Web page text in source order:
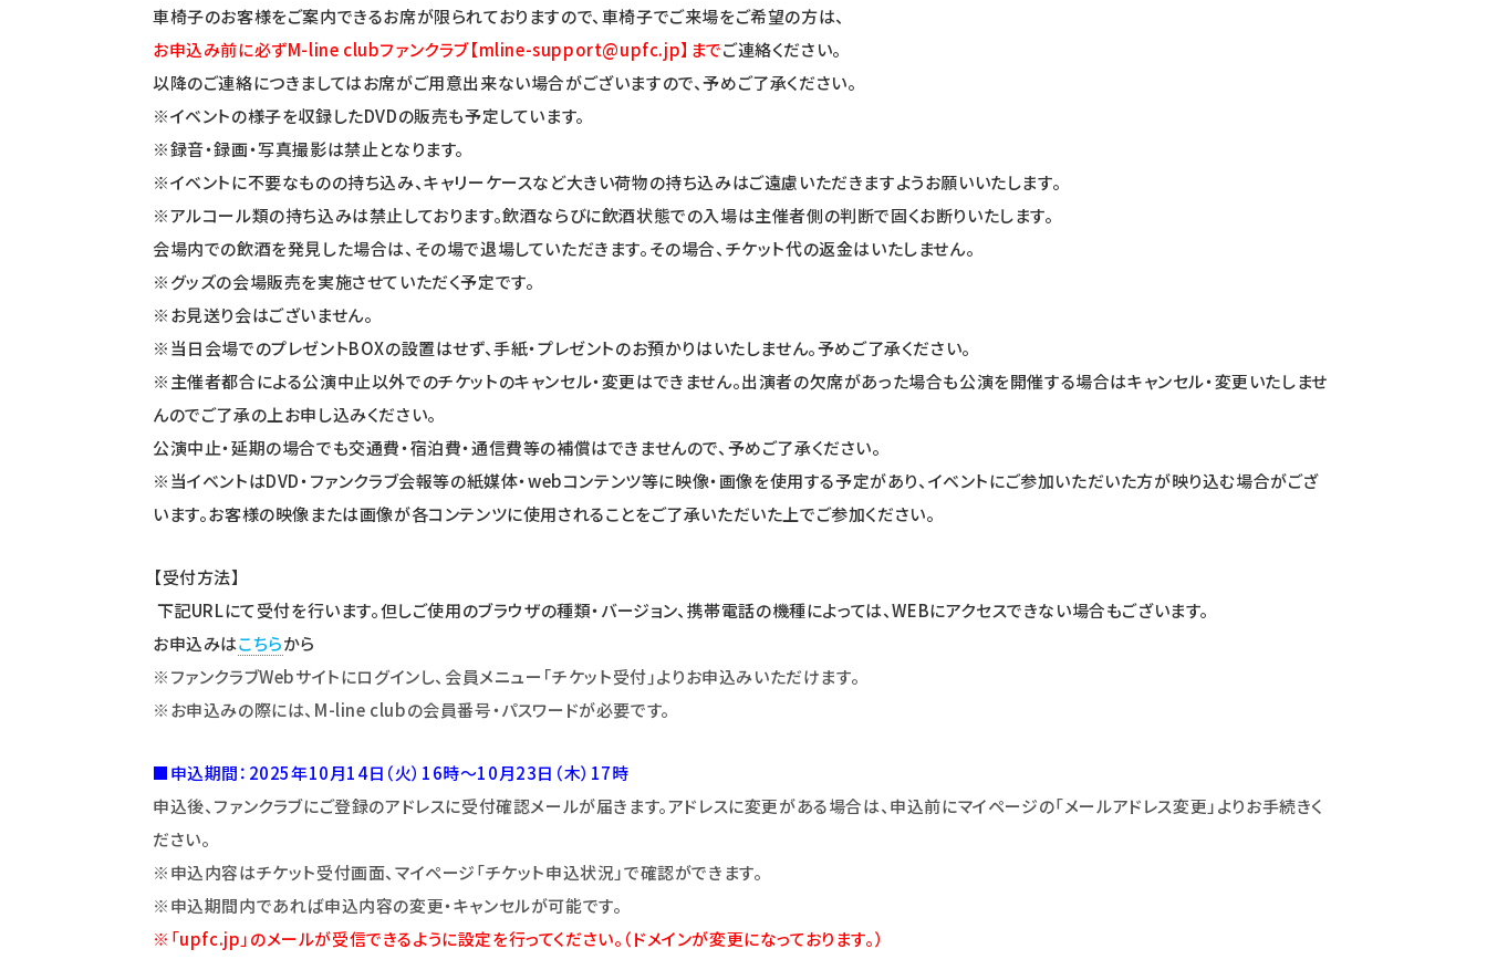
車椅子のお客様をご案内できるお席が限られておりますので、車椅子でご来場をご希望の方は、
お申込み前に必ずM-line clubファンクラブ【mline-support@upfc.jp】までご連絡ください。
以降のご連絡につきましてはお席がご用意出来ない場合がございますので、予めご了承ください。
※イベントの様子を収録したDVDの販売も予定しています。
※録音・録画・写真撮影は禁止となります。
※イベントに不要なものの持ち込み、キャリーケースなど大きい荷物の持ち込みはご遠慮いただきますようお願いいたします。
※アルコール類の持ち込みは禁止しております。飲酒ならびに飲酒状態での入場は主催者側の判断で固くお断りいたします。
会場内での飲酒を発見した場合は、その場で退場していただきます。その場合、チケット代の返金はいたしません。
※グッズの会場販売を実施させていただく予定です。
※お見送り会はございません。
※当日会場でのプレゼントBOXの設置はせず、手紙・プレゼントのお預かりはいたしません。予めご了承ください。
※主催者都合による公演中止以外でのチケットのキャンセル・変更はできません。出演者の欠席があった場合も公演を開催する場合はキャンセル・変更いたしませ
んのでご了承の上お申し込みください。
公演中止・延期の場合でも交通費・宿泊費・通信費等の補償はできませんので、予めご了承ください。
※当イベントはDVD・ファンクラブ会報等の紙媒体・webコンテンツ等に映像・画像を使用する予定があり、イベントにご参加いただいた方が映り込む場合がござ
います。お客様の映像または画像が各コンテンツに使用されることをご了承いただいた上でご参加ください。
【受付方法】
下記URLにて受付を行います。但しご使用のブラウザの種類・バージョン、携帯電話の機種によっては、WEBにアクセスできない場合もございます。
お申込みはこちらから
※ファンクラブWebサイトにログインし、会員メニュー｢チケット受付｣よりお申込みいただけます。
※お申込みの際には、M-line clubの会員番号・パスワードが必要です。
■申込期間：2025年10月14日（火）16時～10月23日（木）17時
申込後、ファンクラブにご登録のアドレスに受付確認メールが届きます。アドレスに変更がある場合は、申込前にマイページの「メールアドレス変更」よりお手続きく
ださい。
※申込内容はチケット受付画面、マイページ「チケット申込状況」で確認ができます。
※申込期間内であれば申込内容の変更・キャンセルが可能です。
※「upfc.jp」のメールが受信できるように設定を行ってください。（ドメインが変更になっております。）